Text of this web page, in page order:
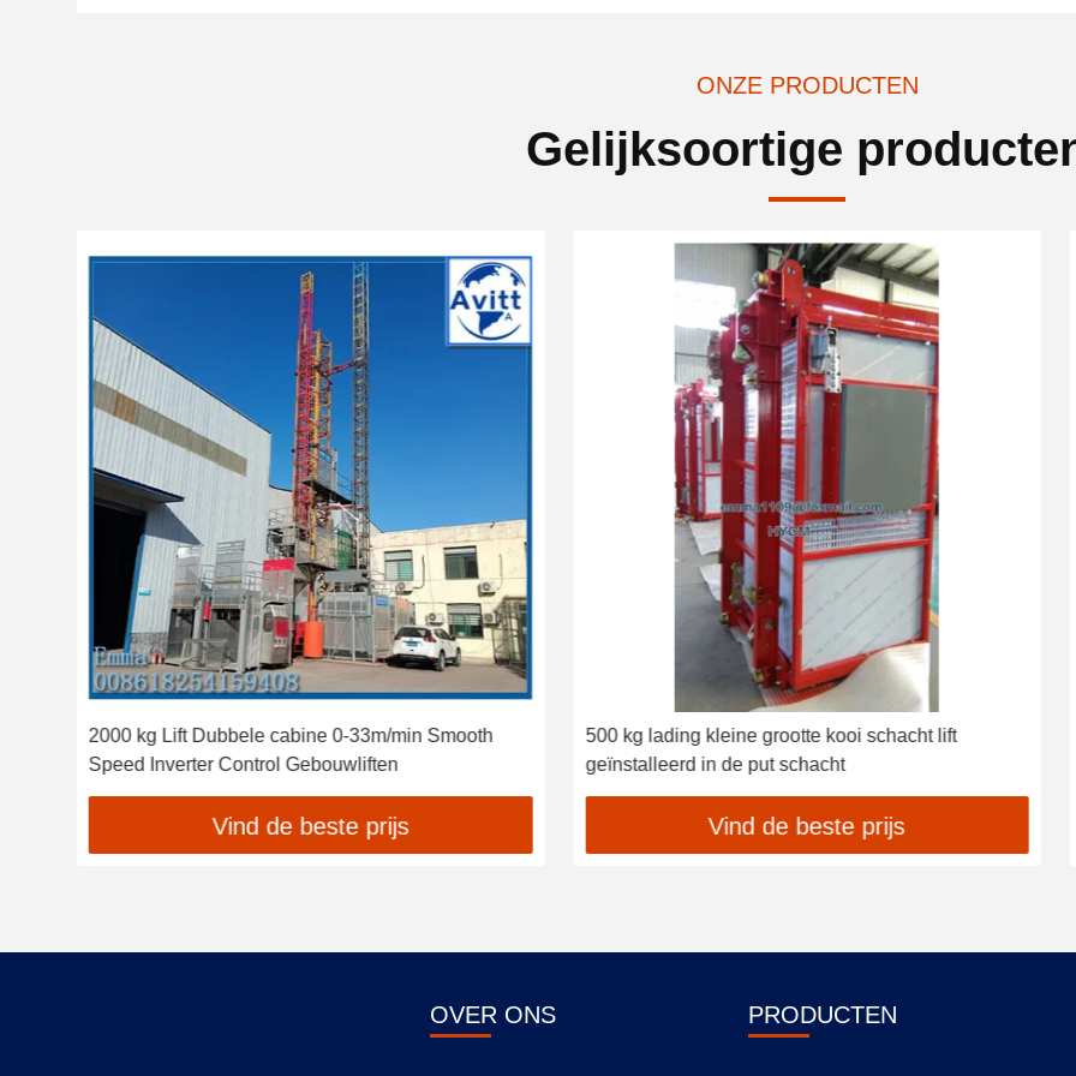
ONZE PRODUCTEN
Gelijksoortige
2000 kg Lift Dubbele cabine 0-33m/min Smooth
Speed Inverter Control Gebouwliften
Vind de beste prijs
500 kg lading kleine grootte kooi schacht lift
geïnstalleerd in de put schacht
Vind de beste prijs
OVER ONS PRODUCTEN